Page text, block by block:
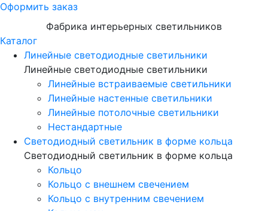
Оформить заказ
Фабрика интерьерных светильников
Каталог
Линейные светодиодные светильники
Линейные светодиодные светильники
Линейные встраиваемые светильники
Линейные настенные светильники
Линейные потолочные светильники
Нестандартные
Светодиодный светильник в форме кольца
Светодиодный светильник в форме кольца
Кольцо
Кольцо с внешнем свечением
Кольцо с внутренним свечением